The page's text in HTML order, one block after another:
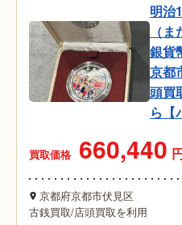
明治
（
銀貨
京都
頭買
ら【
買取価格 660,440
京都府京都市伏見区
古銭買取/店頭買取を利用